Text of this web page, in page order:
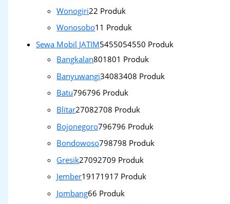
Wonogiri22 Produk
Wonosobo1 1 Produk
Sewa Mobil JATIM5455054550 Produk
Bangkalan801801 Produk
Banyuwangi34083408 Produk
Batu796796 Produk
Blitar27082708 Produk
Bojonegoro796796 Produk
Bondowoso798798 Produk
Gresik27092709 Produk
Jember19171917 Produk
Jombang66 Produk